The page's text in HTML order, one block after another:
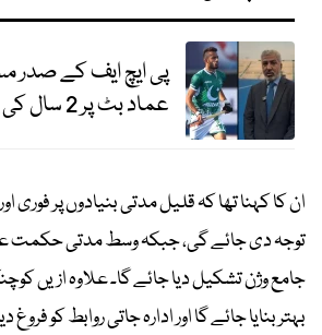
پی ایچ ایف کے صدر
عماد بٹ پر 2 سال کی پابندی عائد
ان کا کہنا تھا کہ قلیل مدتی بنیادوں پر فوری
توجہ دی جائے گی، جبکہ وسط مدتی
جامع وژن تشکیل دیا جائے گا۔ علاوہ ازیں
بہتر بنایا جائے گا اور ادارہ جاتی روابط کو فروغ